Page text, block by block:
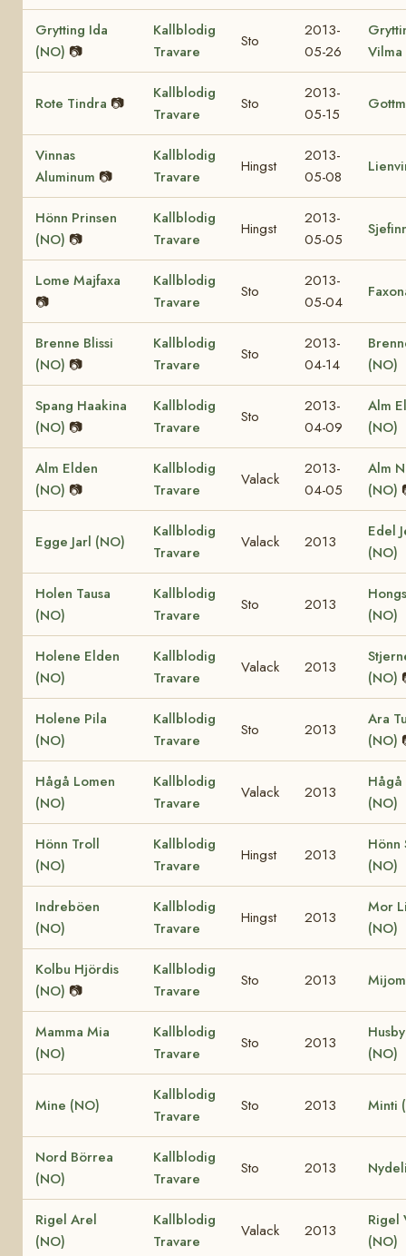
Grytting Ida
(NO) 📷
Kallblodig
Travare
Sto
2013-
05-26
Rote Tindra 📷
Kallblodig
Travare
Sto
2013-
05-15
Vinnas
Aluminum 📷
Kallblodig
Travare
Hingst
2013-
05-08
Hönn Prinsen
(NO) 📷
Kallblodig
Travare
Hingst
2013-
05-05
Lome Majfaxa
📷
Kallblodig
Travare
Sto
2013-
05-04
Brenne Blissi
(NO) 📷
Kallblodig
Travare
Sto
2013-
04-14
(NO)
Spang Haakina
(NO) 📷
Kallblodig
Travare
Sto
2013-
04-09
Alm
(NO)
Alm Elden
(NO) 📷
Kallblodig
Travare
Valack
2013-
04-05
Alm
(NO)
Egge Jarl (NO)
Kallblodig
Travare
Valack 2013
Edel
(NO)
Holen Tausa
(NO)
Kallblodig
Travare
Sto 2013
(NO)
Holene Elden
(NO)
Kallblodig
Travare
Valack 2013
(NO)
Holene Pila
(NO)
Kallblodig
Travare
Sto 2013
Ara
(NO)
Hågå Lomen
(NO)
Kallblodig
Travare
Valack 2013
(NO)
Hönn Troll
(NO)
Kallblodig
Travare
Hingst 2013
Hönn
(NO)
Indreböen
(NO)
Kallblodig
Travare
Hingst 2013
Mor
(NO)
Kolbu Hjördis
(NO) 📷
Kallblodig
Travare
Sto 2013
Mamma Mia
(NO)
Kallblodig
Travare
Sto 2013
(NO)
Mine (NO)
Kallblodig
Travare
Sto 2013 Minti
Nord Börrea
(NO)
Kallblodig
Travare
Sto 2013
Rigel Arel
(NO)
Kallblodig
Travare
Valack 2013
Rigel
(NO)